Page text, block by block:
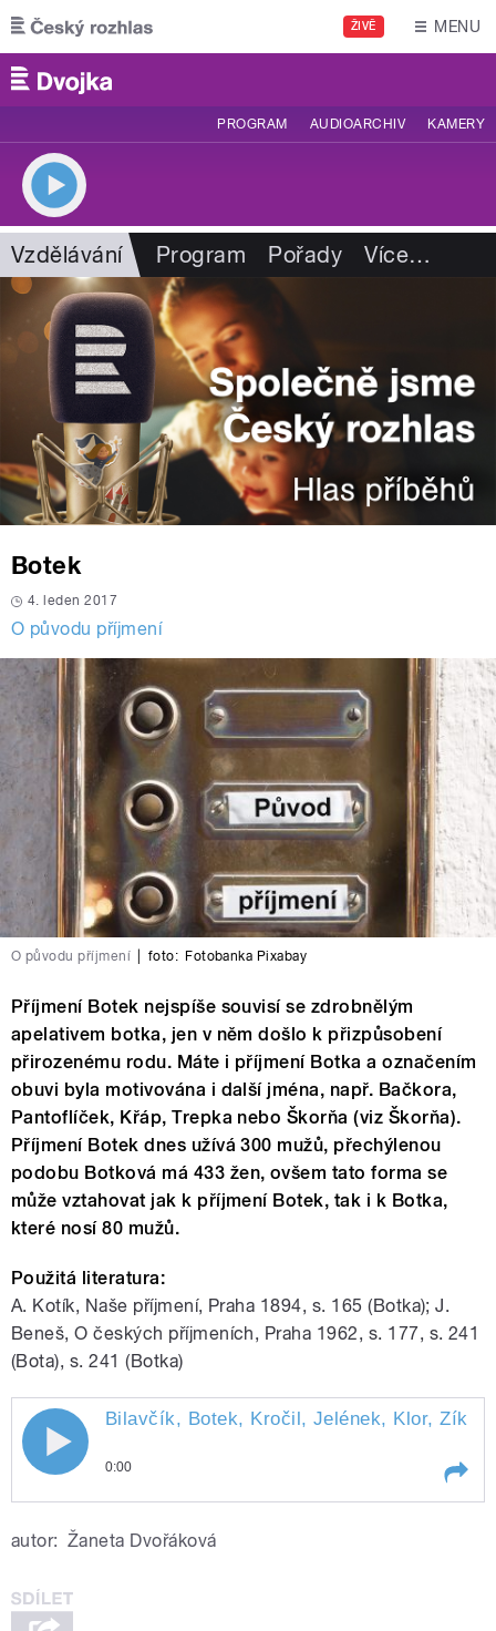
Přejít k hlavnímu obsahu
ŽIVĚ MENU
PROGRAM AUDIOARCHIV KAMERY
Vzdělávání Program Pořady Více…
Botek
4. leden 2017
O původu příjmení
O původu příjmení foto: Fotobanka Pixabay
Příjmení Botek nejspíše souvisí se zdrobnělým
apelativem botka, jen v něm došlo k přizpůsobení
přirozenému rodu. Máte i příjmení Botka a označením
obuvi byla motivována i další jména, např. Bačkora,
Pantoflíček, Křáp, Trepka nebo Škorňa (viz Škorňa).
Příjmení Botek dnes užívá 300 mužů, přechýlenou
podobu Botková má 433 žen, ovšem tato forma se
může vztahovat jak k příjmení Botek, tak i k Botka,
které nosí 80 mužů.
Použitá literatura:
A. Kotík, Naše příjmení, Praha 1894, s. 165 (Botka); J.
Beneš, O českých příjmeních, Praha 1962, s. 177, s. 241
(Bota), s. 241 (Botka)
Bilavčík, Botek, Kročil, Jelének, Klor, Zíka/
0:00
Klor, Zíka/Zýka. Moderují Lucie
autor: Žaneta Dvořáková